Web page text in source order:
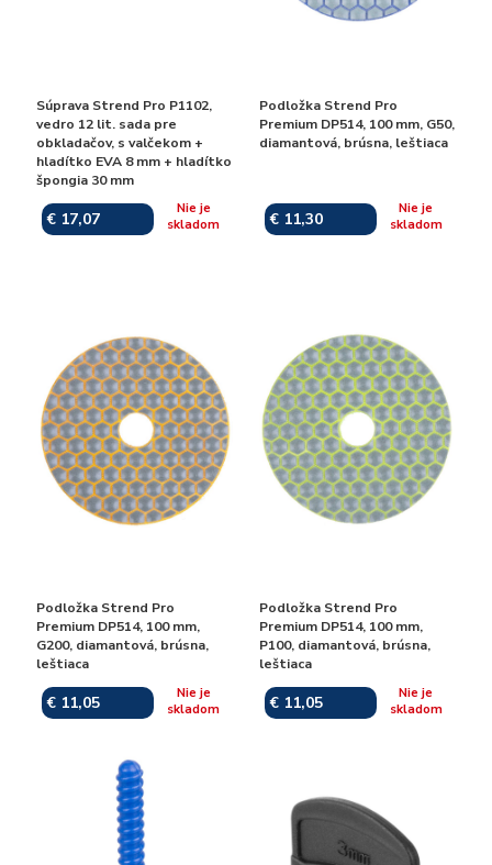
Súprava Strend Pro P1102,
vedro 12 lit. sada pre
obkladačov, s valčekom +
hladítko EVA 8 mm + hladítko
špongia 30 mm
€ 17,07
Nie je
skladom
Podložka Strend Pro
Premium DP514, 100 mm, G50,
diamantová, brúsna, leštiaca
€ 11,30
Nie je
skladom
Podložka Strend Pro
Premium DP514, 100 mm,
G200, diamantová, brúsna,
leštiaca
€ 11,05
Nie je
skladom
Podložka Strend Pro
Premium DP514, 100 mm,
P100, diamantová, brúsna,
leštiaca
€ 11,05
Nie je
skladom